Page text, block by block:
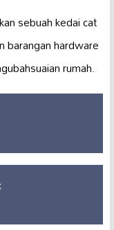
sebuah kedai cat
barangan hardware
rumah.